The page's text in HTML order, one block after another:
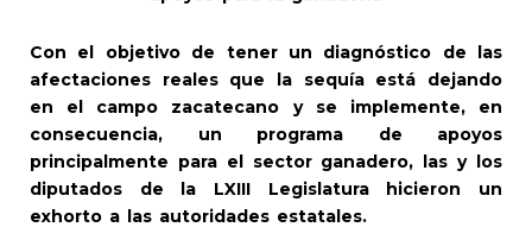
Con el objetivo de tener un diagnóstico de las
afectaciones reales que la sequía está dejando
en el campo zacatecano y se implemente, en
consecuencia, un programa de apoyos
principalmente para el sector ganadero, las y los
diputados de la LXIII Legislatura hicieron un
exhorto a las autoridades estatales.